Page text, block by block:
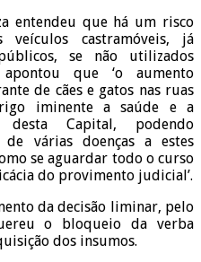
entendeu que há um risco
castramóveis, já
se não utilizados
que ‘o aumento
de cães e gatos nas ruas
iminente a saúde e a
desta Capital, podendo
várias doenças a estes
se aguardar todo o curso
do provimento judicial’.
da decisão liminar, pelo
o bloqueio da verba
dos insumos.